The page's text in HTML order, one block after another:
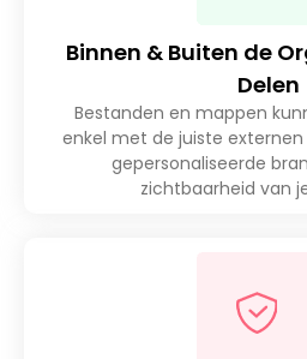
Binnen & Buiten de
Delen
Bestanden en mappen
enkel met de juiste
gepersonaliseerde
zichtbaarheid van